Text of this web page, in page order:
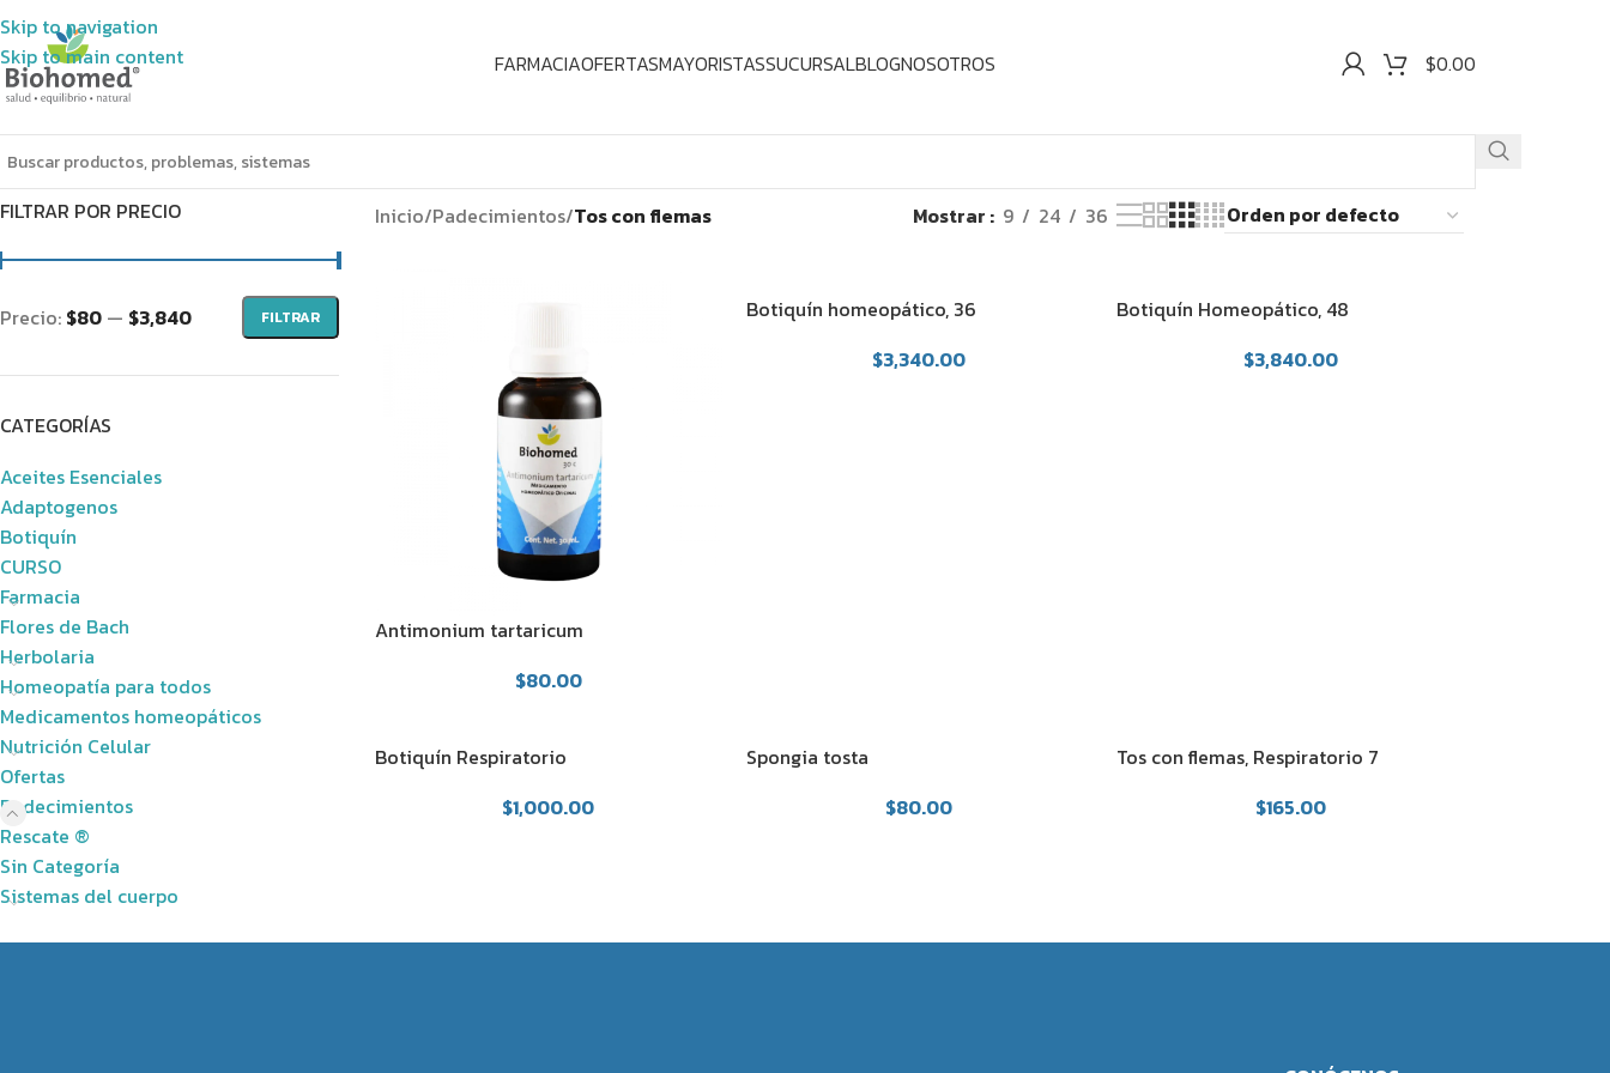
Skip to navigation
Skip to main content
FARMACIAOFERTASMAYORISTASSUCURSALBLOGNOSOTROS $0.00
FILTRAR POR PRECIO
FILTRAR
Precio: $80 — $3,840
CATEGORÍAS
Aceites Esenciales
Adaptogenos
Botiquín
CURSO
Farmacia
Flores de Bach
Herbolaria
Homeopatía para todos
Medicamentos homeopáticos
Nutrición Celular
Ofertas
Padecimientos
Rescate ®
Sin Categoría
Sistemas del cuerpo
Inicio/Padecimientos/Tos con flemas Mostrar 9 24 36
Antimonium tartaricum
$80.00
Botiquín homeopático, 36
$3,340.00
Botiquín Homeopático, 48
$3,840.00
Botiquín Respiratorio
$1,000.00
Spongia tosta
$80.00
Tos con flemas, Respiratorio 7
$165.00